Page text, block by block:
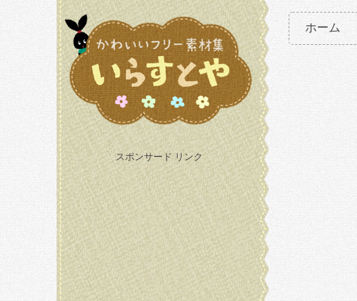
スポンサード リンク
ホーム